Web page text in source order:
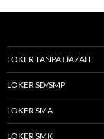
LOKER TANPA IJAZAH
LOKER SD/SMP
LOKER SMA
LOKER SMK